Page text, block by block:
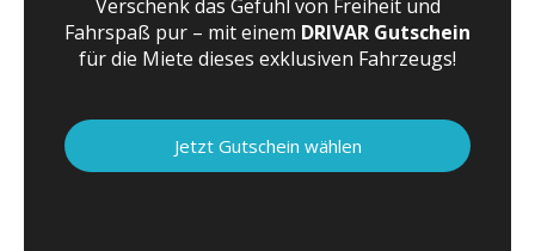
Verschenk das Gefühl von Freiheit und
Fahrspaß pur – mit einem DRIVAR Gutschein
für die Miete dieses exklusiven Fahrzeugs!
Jetzt Gutschein wählen